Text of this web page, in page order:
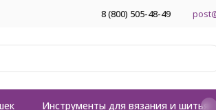
8 (800) 505-48-49
Инструменты для вязания и шитья